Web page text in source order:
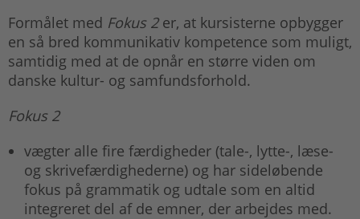
Formålet med Fokus 2er, at kursisterne opbygger
en så bred kommunikativ kompetence som muligt,
samtidig med at de opnår en større viden om
danske kultur- og samfundsforhold.
Fokus 2
vægter alle fire færdigheder (tale-, lytte-, læse-
og skrivefærdighederne) og har sideløbende
fokus på grammatik og udtale som en altid
integreret del af de emner, der arbejdes med.